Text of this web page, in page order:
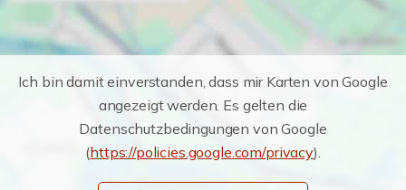
Ich bin damit einverstanden, dass mir Karten von Google
angezeigt werden. Es gelten die
Datenschutzbedingungen von Google
(https://policies.google.com/privacy).